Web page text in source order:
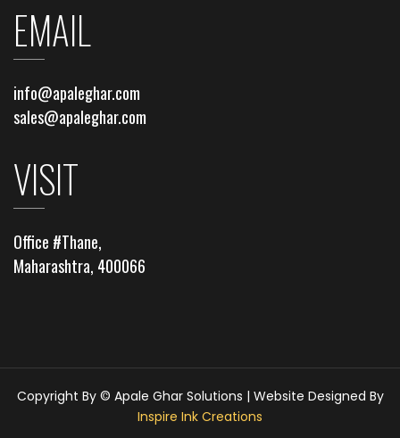
EMAIL
info@apaleghar.com
sales@apaleghar.com
VISIT
Office #Thane,
Maharashtra, 400066
Copyright By © Apale Ghar Solutions | Website Designed By
Inspire Ink Creations